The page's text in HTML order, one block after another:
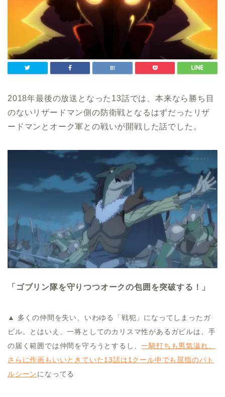
2018年最後の放送となった13話では、本来なら勝ち目
のないリザードマン側の防衛戦となるはずだったリザ
ードマンとオーク軍との戦いが開戦した話でした。
「ゴブリン隊を守りつつオークの包囲を突破する！」
▲ 多くの仲間を失い、いわゆる「戦犯」になってしまったガ
ビル。とはいえ、一将としてのカリスマ性があるガビルは、手
の届く範囲では仲間を守ろうとするし、一騎打ちも男気溢れ、
さらに作画もいいときていた13話は1クール中でも屈指のバト
ルシーンになってる